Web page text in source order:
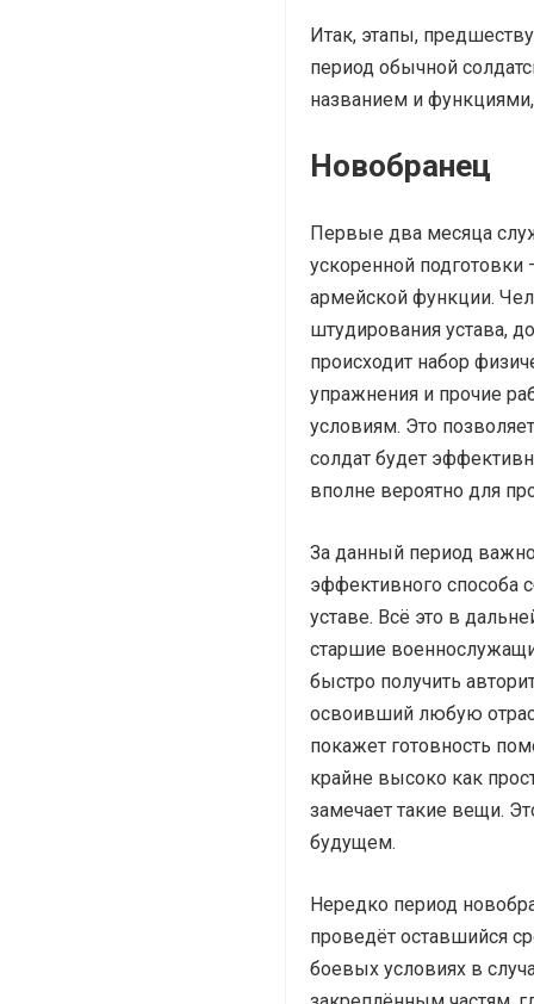
Итак, этапы,
период обычной
названием и
Новобранец
Первые два месяца
ускоренной
армейской функции.
штудирования устава,
происходит набор
упражнения и прочие
условиям. Это
солдат будет
вполне вероятно для
За данный период
эффективного способа
уставе. Всё это в
старшие
быстро получить
освоивший любую
покажет готовность
крайне высоко как
замечает такие вещи.
будущем.
Нередко период
проведёт оставшийся
боевых условиях в